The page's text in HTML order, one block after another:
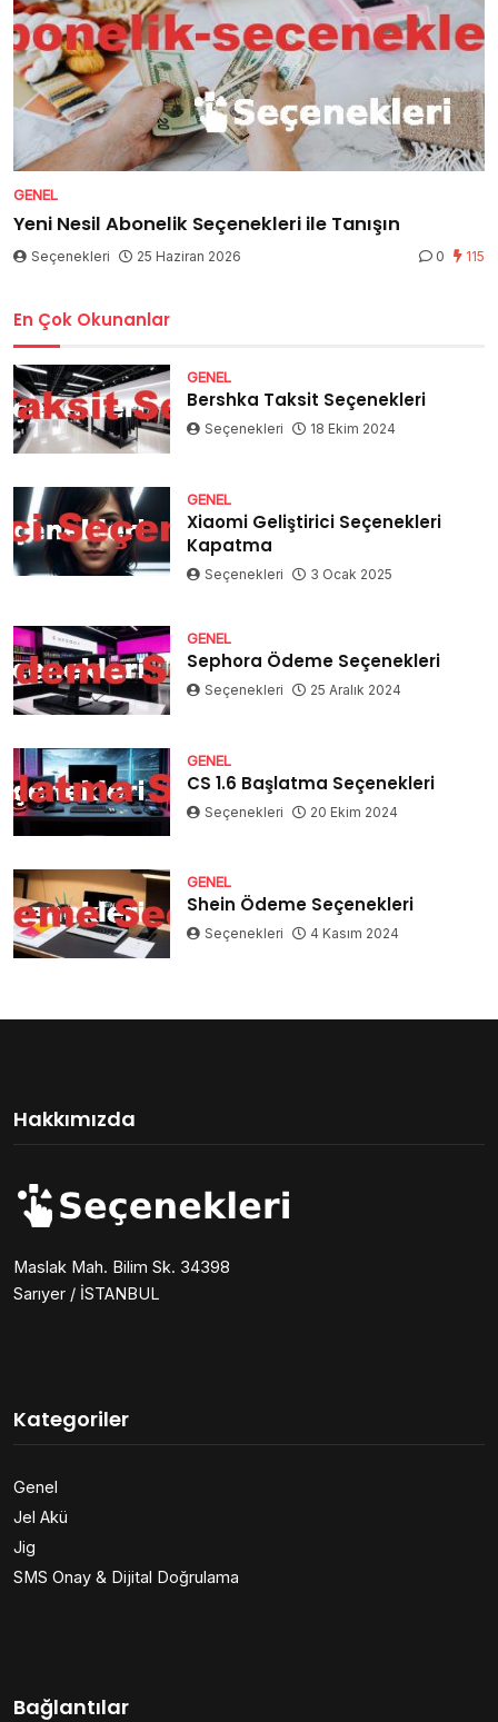
GENEL
Yeni Nesil Abonelik Seçenekleri ile Tanışın
Seçenekleri 25 Haziran 2026 0 115
En Çok Okunanlar
GENEL
Bershka Taksit Seçenekleri
Seçenekleri 18 Ekim 2024
GENEL
Xiaomi Geliştirici Seçenekleri
Kapatma
Seçenekleri 3 Ocak 2025
GENEL
Sephora Ödeme Seçenekleri
Seçenekleri 25 Aralık 2024
GENEL
CS 1.6 Başlatma Seçenekleri
Seçenekleri 20 Ekim 2024
GENEL
Shein Ödeme Seçenekleri
Seçenekleri 4 Kasım 2024
Hakkımızda
Maslak Mah. Bilim Sk. 34398
Sarıyer / İSTANBUL
Kategoriler
Genel
Jel Akü
Jig
SMS Onay & Dijital Doğrulama
Bağlantılar